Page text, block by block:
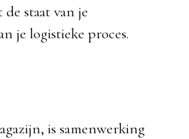
staat van je
je logistieke proces.
is samenwerking